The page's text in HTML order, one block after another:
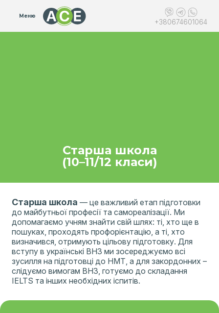
Меню
+380674601064
Старша школа
(10–11/12 класи)
Старша школа — це важливий етап підготовки
до майбутньої професії та самореалізації. Ми
допомагаємо учням знайти свій шлях: ті, хто ще в
пошуках, проходять профорієнтацію, а ті, хто
визначився, отримують цільову підготовку. Для
вступу в українські ВНЗ ми зосереджуємо всі
зусилля на підготовці до НМТ, а для закордонних –
слідуємо вимогам ВНЗ, готуємо до складання
IELTS та інших необхідних іспитів.